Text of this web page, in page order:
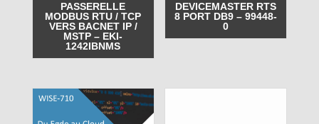
PASSERELLE
MODBUS RTU / TCP
VERS BACNET IP /
MSTP – EKI-
1242IBNMS
DEVICEMASTER RTS
8 PORT DB9 – 99448-
0